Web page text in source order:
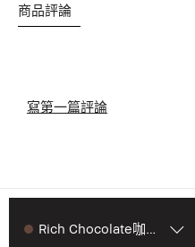
商品評論
寫第一篇評論